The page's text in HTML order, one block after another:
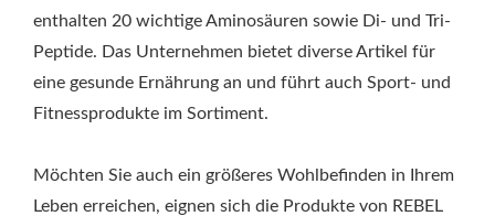
enthalten 20 wichtige Aminosäuren sowie Di- und Tri-
Peptide. Das Unternehmen bietet diverse Artikel für
eine gesunde Ernährung an und führt auch Sport- und
Fitnessprodukte im Sortiment.
Möchten Sie auch ein größeres Wohlbefinden in Ihrem
Leben erreichen, eignen sich die Produkte von REBEL